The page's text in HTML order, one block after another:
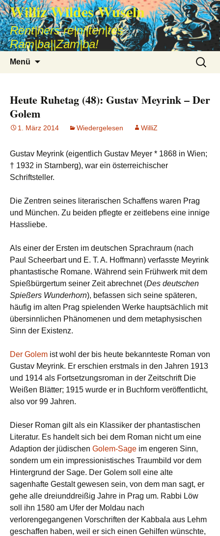
Williz Wildes Wuseln
Rent|ners re|ni|ten|tes
Ram|ba||Zam|ba!
Menü
Suche
nach:
Heute Ruhetag (48): Gustav Meyrink – Der
Golem
1. März 2014 Wiedergelesen WilliZ
Gustav Meyrink (eigentlich Gustav Meyer * 1868 in Wien;
† 1932 in Starnberg), war ein österreichischer
Schriftsteller.
Die Zentren seines literarischen Schaffens waren Prag
und München. Zu beiden pflegte er zeitlebens eine innige
Hassliebe.
Als einer der Ersten im deutschen Sprachraum (nach
Paul Scheerbart und E. T. A. Hoffmann) verfasste Meyrink
phantastische Romane. Während sein Frühwerk mit dem
Spießbürgertum seiner Zeit abrechnet (Des deutschen
Spießers Wunderhorn), befassen sich seine späteren,
häufig im alten Prag spielenden Werke hauptsächlich mit
übersinnlichen Phänomenen und dem metaphysischen
Sinn der Existenz.
Der Golem ist wohl der bis heute bekannteste Roman von
Gustav Meyrink. Er erschien erstmals in den Jahren 1913
und 1914 als Fortsetzungsroman in der Zeitschrift Die
Weißen Blätter; 1915 wurde er in Buchform veröffentlicht,
also vor 99 Jahren.
Dieser Roman gilt als ein Klassiker der phantastischen
Literatur. Es handelt sich bei dem Roman nicht um eine
Adaption der jüdischen Golem-Sage im engeren Sinn,
sondern um ein impressionistisches Traumbild vor dem
Hintergrund der Sage. Der Golem soll eine alte
sagenhafte Gestalt gewesen sein, von dem man sagt, er
gehe alle dreiunddreißig Jahre in Prag um. Rabbi Löw
soll ihn 1580 am Ufer der Moldau nach
verlorengegangenen Vorschriften der Kabbala aus Lehm
geschaffen haben, weil er sich einen Gehilfen wünschte,